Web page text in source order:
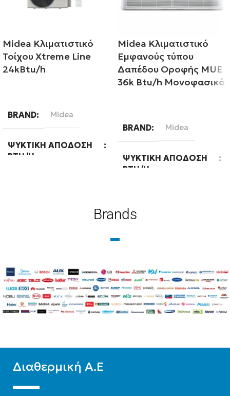
Midea Κλιματιστικό
Τοίχου Xtreme Line
24kBtu/h
BRAND Midea
ΨΥΚΤΙΚΉ ΑΠΌΔΟΣΗ
BTU/H
WIFI Standard
ΧΡΏΜΑ Λευκό
Midea Κλιματιστικό
Εμφανούς τύπου
Δαπέδου Οροφής MUE
36k Btu/h Μονοφασικό
BRAND Midea
ΨΥΚΤΙΚΉ ΑΠΌΔΟΣΗ
BTU/H
Brands
Διαθερμική Α.Ε